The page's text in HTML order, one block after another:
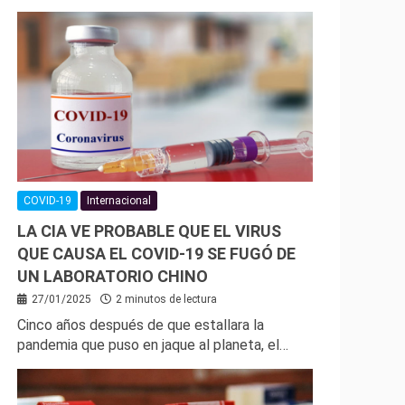
COVID-19 Internacional
LA CIA VE PROBABLE QUE EL VIRUS
QUE CAUSA EL COVID-19 SE FUGÓ DE
UN LABORATORIO CHINO
27/01/2025 2 minutos de lectura
Cinco años después de que estallara la
pandemia que puso en jaque al planeta, el…